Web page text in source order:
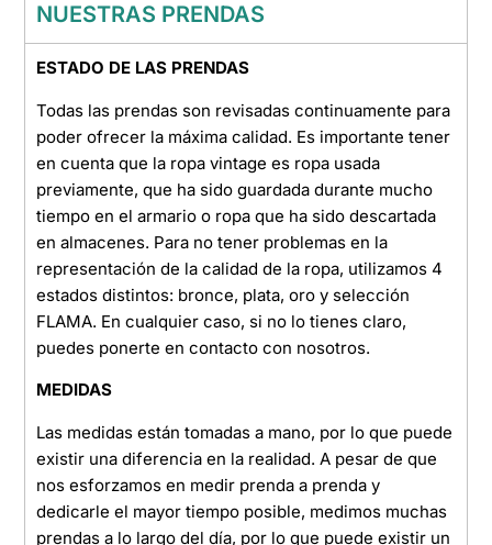
NUESTRAS PRENDAS
ESTADO DE LAS PRENDAS
Todas las prendas son revisadas continuamente para
poder ofrecer la máxima calidad. Es importante tener
en cuenta que la ropa vintage es ropa usada
previamente, que ha sido guardada durante mucho
tiempo en el armario o ropa que ha sido descartada
en almacenes. Para no tener problemas en la
representación de la calidad de la ropa, utilizamos 4
estados distintos: bronce, plata, oro y selección
FLAMA. En cualquier caso, si no lo tienes claro,
puedes ponerte en contacto con nosotros.
MEDIDAS
Las medidas están tomadas a mano, por lo que puede
existir una diferencia en la realidad. A pesar de que
nos esforzamos en medir prenda a prenda y
dedicarle el mayor tiempo posible, medimos muchas
prendas a lo largo del día, por lo que puede existir un